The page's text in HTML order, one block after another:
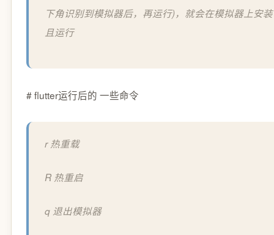
下角识别到模拟器后，再运行)，就会在模拟器上安
且运行
# flutter运行后的 一些命令
r 热重载
R 热重启
q 退出模拟器